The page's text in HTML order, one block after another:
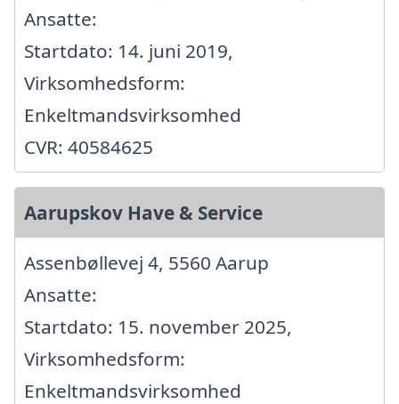
Ansatte:
Startdato: 14. juni 2019,
Virksomhedsform:
Enkeltmandsvirksomhed
CVR: 40584625
Aarupskov Have & Service
Assenbøllevej 4, 5560 Aarup
Ansatte:
Startdato: 15. november 2025,
Virksomhedsform:
Enkeltmandsvirksomhed